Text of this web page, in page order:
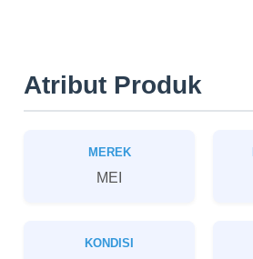
Atribut Produk
MEREK
MEI
KONDISI